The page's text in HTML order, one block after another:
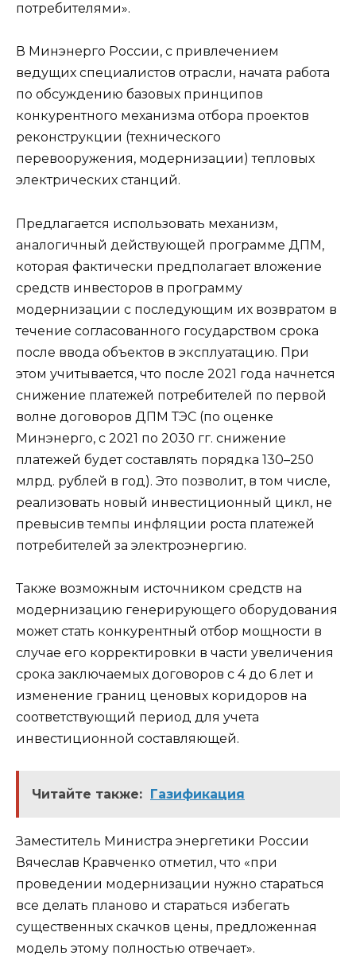
потребителями».
В Минэнерго России, с привлечением
ведущих специалистов отрасли, начата работа
по обсуждению базовых принципов
конкурентного механизма отбора проектов
реконструкции (технического
перевооружения, модернизации) тепловых
электрических станций.
Предлагается использовать механизм,
аналогичный действующей программе ДПМ,
которая фактически предполагает вложение
средств инвесторов в программу
модернизации с последующим их возвратом в
течение согласованного государством срока
после ввода объектов в эксплуатацию. При
этом учитывается, что после 2021 года начнется
снижение платежей потребителей по первой
волне договоров ДПМ ТЭС (по оценке
Минэнерго, с 2021 по 2030 гг. снижение
платежей будет составлять порядка 130–250
млрд. рублей в год). Это позволит, в том числе,
реализовать новый инвестиционный цикл, не
превысив темпы инфляции роста платежей
потребителей за электроэнергию.
Также возможным источником средств на
модернизацию генерирующего оборудования
может стать конкурентный отбор мощности в
случае его корректировки в части увеличения
срока заключаемых договоров с 4 до 6 лет и
изменение границ ценовых коридоров на
соответствующий период для учета
инвестиционной составляющей.
Читайте также: Газификация
Заместитель Министра энергетики России
Вячеслав Кравченко отметил, что «при
проведении модернизации нужно стараться
все делать планово и стараться избегать
существенных скачков цены, предложенная
модель этому полностью отвечает».